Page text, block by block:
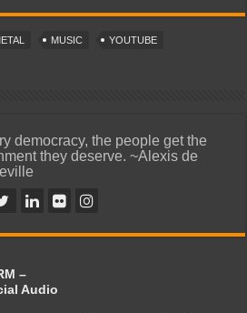
MUSIC YOUTUBE
democracy, the people get the
they deserve. ~Alexis de
–
Audio